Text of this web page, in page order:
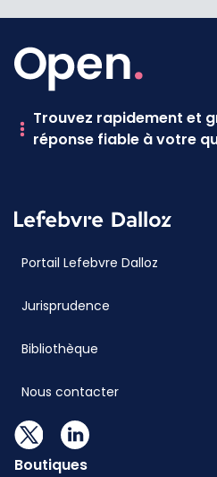
Trouvez rapidement et
réponse fiable à votre
Portail Lefebvre Dalloz
Jurisprudence
Bibliothèque
Nous contacter
Boutiques